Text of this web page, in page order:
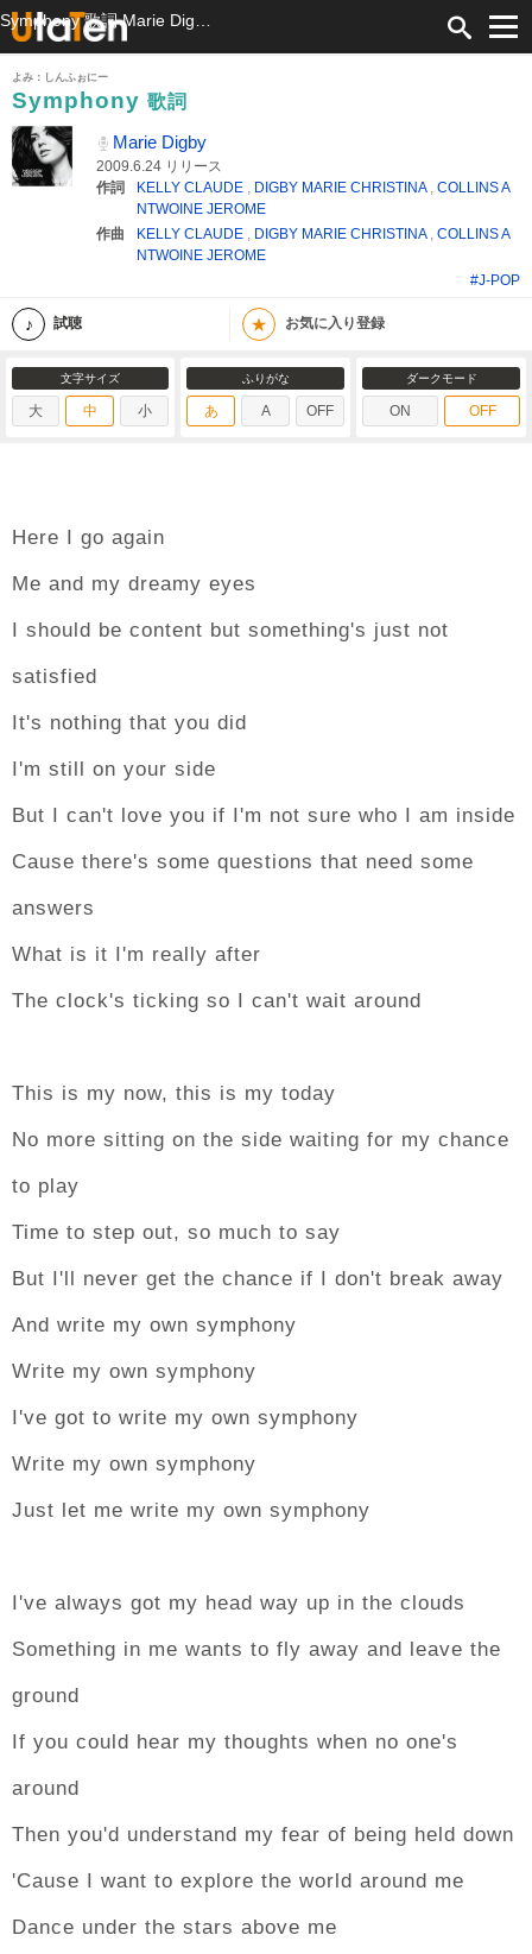
よみ：しんふぉにー
Symphony 歌詞
Marie Digby
2009.6.24 リリース
作詞
KELLY CLAUDE , DIGBY MARIE CHRISTINA ,COLLINS A
NTWOINE JEROME
作曲
KELLY CLAUDE , DIGBY MARIE CHRISTINA ,COLLINS A
NTWOINE JEROME
#J-POP
試聴 ★ お気に入り登録
文字サイズ
大 中 小
ふりがな
あ A OFF
ダークモード
ON OFF
Here I go again
Me and my dreamy eyes
I should be content but something's just not
satisfied
It's nothing that you did
I'm still on your side
But I can't love you if I'm not sure who I am inside
Cause there's some questions that need some
answers
What is it I'm really after
The clock's ticking so I can't wait around
This is my now, this is my today
No more sitting on the side waiting for my chance
to play
Time to step out, so much to say
But I'll never get the chance if I don't break away
And write my own symphony
Write my own symphony
I've got to write my own symphony
Write my own symphony
Just let me write my own symphony
I've always got my head way up in the clouds
Something in me wants to fly away and leave the
ground
If you could hear my thoughts when no one's
around
Then you'd understand my fear of being held down
'Cause I want to explore the world around me
Dance under the stars above me